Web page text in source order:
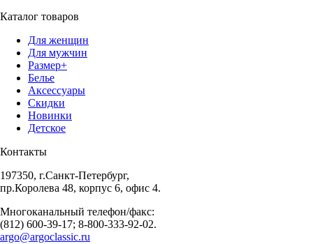
Каталог товаров
Для женщин
Для мужчин
Размер+
Белье
Аксессуары
Скидки
Новинки
Детское
Контакты
197350, г.Санкт-Петербург,
пр.Королева 48, корпус 6, офис 4.
Многоканальный телефон/факс:
(812) 600-39-17; 8-800-333-92-02.
argo@argoclassic.ru